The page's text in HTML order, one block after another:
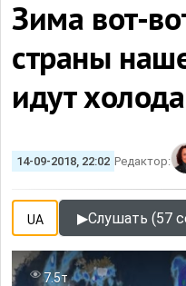
Зима вот-
страны
идут
14-09-2018, 22:02 Редактор:
UA ▶Слушать (57
7.5т